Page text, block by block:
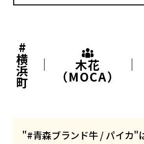
#
横
浜
町
木花
（MOCA）
"#青森ブランド牛 / パイカ"